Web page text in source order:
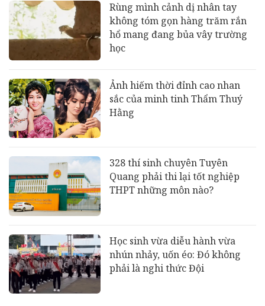
Rùng mình cảnh dị nhân tay
không tóm gọn hàng trăm rắn
hổ mang đang bủa vây trường
học
Ảnh hiếm thời đỉnh cao nhan
sắc của minh tinh Thẩm Thuý
Hằng
328 thí sinh chuyên Tuyên
Quang phải thi lại tốt nghiệp
THPT những môn nào?
Học sinh vừa diễu hành vừa
nhún nhảy, uốn éo: Đó không
phải là nghi thức Đội